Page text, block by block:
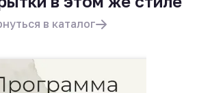
в каталог